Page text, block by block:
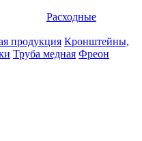
Расходные
продукция Кронштейны,
Труба медная Фреон